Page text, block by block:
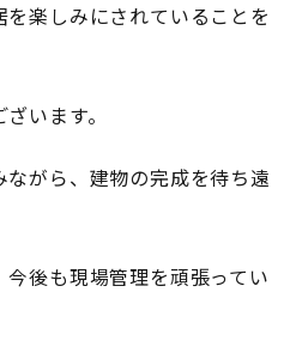
楽しみにされていることを
います。
がら、建物の完成を待ち遠
後も現場管理を頑張ってい